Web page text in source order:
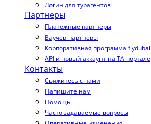
Логин для турагентов
Партнеры
Платежные партнеры
Ваучер-партнеры
Корпоративная программа flydubai
API и новый аккаунт на TA портале
Контакты
Свяжитесь с нами
Напишите нам
Помощь
Часто задаваемые вопросы